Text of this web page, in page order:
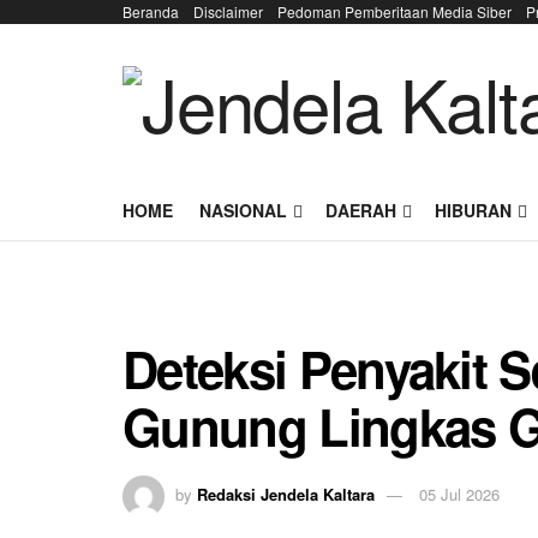
Beranda Disclaimer Pedoman Pemberitaan Media Siber
HOME NASIONAL DAERAH HIBURAN
Deteksi Penyakit
Gunung Lingkas
by Redaksi Jendela Kaltara 05 Jul 2026